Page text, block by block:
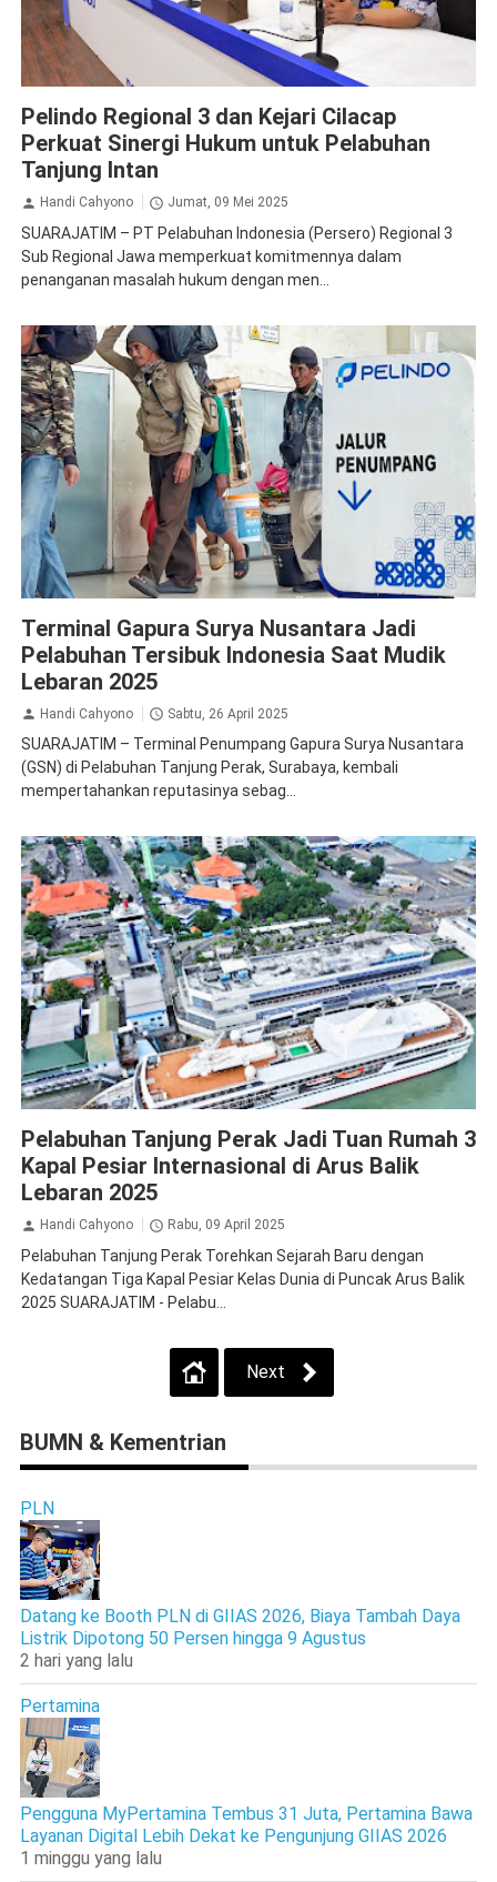
Pelindo Regional 3 dan Kejari Cilacap
Perkuat Sinergi Hukum untuk Pelabuhan
Tanjung Intan
Handi Cahyono Jumat, 09 Mei 2025
SUARAJATIM – PT Pelabuhan Indonesia (Persero) Regional 3
Sub Regional Jawa memperkuat komitmennya dalam
penanganan masalah hukum dengan men...
Terminal Gapura Surya Nusantara Jadi
Pelabuhan Tersibuk Indonesia Saat Mudik
Lebaran 2025
Handi Cahyono Sabtu, 26 April 2025
SUARAJATIM – Terminal Penumpang Gapura Surya Nusantara
(GSN) di Pelabuhan Tanjung Perak, Surabaya, kembali
mempertahankan reputasinya sebag...
Pelabuhan Tanjung Perak Jadi Tuan Rumah 3
Kapal Pesiar Internasional di Arus Balik
Lebaran 2025
Handi Cahyono Rabu, 09 April 2025
Pelabuhan Tanjung Perak Torehkan Sejarah Baru dengan
Kedatangan Tiga Kapal Pesiar Kelas Dunia di Puncak Arus Balik
2025 SUARAJATIM - Pelabu...
Next
BUMN & Kementrian
PLN
Datang ke Booth PLN di GIIAS 2026, Biaya Tambah Daya
Listrik Dipotong 50 Persen hingga 9 Agustus
2 hari yang lalu
Pertamina
Pengguna MyPertamina Tembus 31 Juta, Pertamina Bawa
Layanan Digital Lebih Dekat ke Pengunjung GIIAS 2026
1 minggu yang lalu